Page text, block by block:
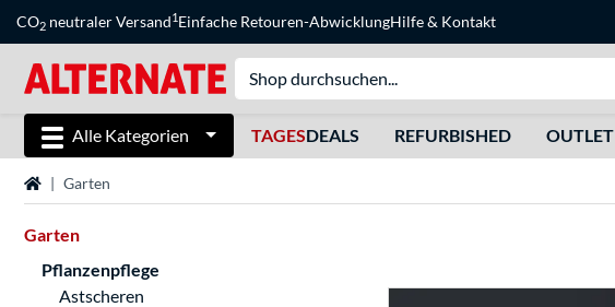
CO2 neutraler Versand1Einfache Retouren-AbwicklungHilfe& Kontakt
Alle Kategorien TAGESDEALS REFURBISHED OUTLET
StartseiteGarten
Garten
Pflanzenpflege
Astscheren